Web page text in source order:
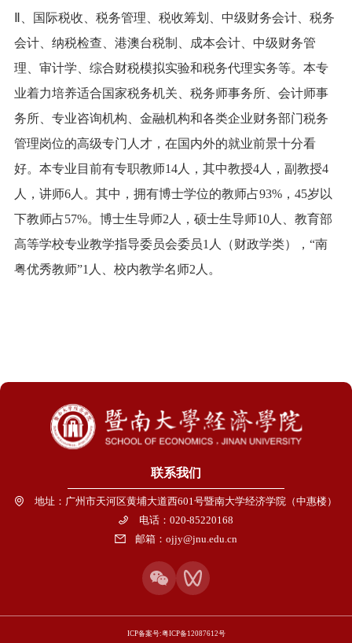
Ⅱ、国际税收、税务管理、税收筹划、中级财务会计、税务
会计、纳税检查、港澳台税制、成本会计、中级财务管
理、审计学、综合财税模拟实验和税务代理实务等。本专
业着力培养适合国家税务机关、税务师事务所、会计师事
务所、专业咨询机构、金融机构和各类企业财务部门税务
管理岗位的高级专门人才，在国内外的就业前景十分看
好。本专业目前有专职教师14人，其中教授4人，副教授4
人，讲师6人。其中，拥有博士学位的教师占93%， 45岁以
下教师占57%。博士生导师2 人，硕士生导师10人、教育部
高等学校专业教学指导委员会委员1 人（财政学类），“南
粤优秀教师”1 人、校内教学名师2 人。
联系我们
地址：广州市天河区黄埔大道西601号暨南大学经济学院（中惠楼）
电话：020-85220168
邮箱：ojjy@jnu.edu.cn
ICP备案号:粤ICP备12087612号